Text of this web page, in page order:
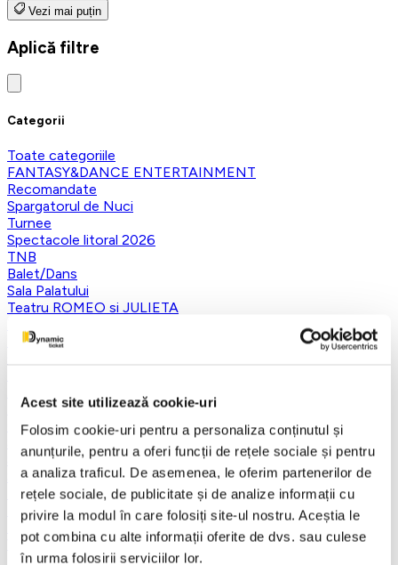
Acest site utilizează cookie-uri
Folosim cookie-uri pentru a personaliza conținutul și
anunțurile, pentru a oferi funcții de rețele sociale și pentru
a analiza traficul. De asemenea, le oferim partenerilor de
rețele sociale, de publicitate și de analize informații cu
privire la modul în care folosiți site-ul nostru. Aceștia le
pot combina cu alte informații oferite de dvs. sau culese
în urma folosirii serviciilor lor.
Vezi mai puțin
Aplică filtre
Categorii
Toate categoriile
FANTASY&DANCE ENTERTAINMENT
Recomandate
Spargatorul de Nuci
Turnee
Spectacole litoral 2026
TNB
Balet/Dans
Sala Palatului
Teatru ROMEO si JULIETA
Teatrul ROD
Teatrul National de Opereta si Musical
Concerte și Festivaluri
SHOW EVENT
Sala Dalles
Sala Luceafarul
Exclusiv in reteaua Smart Ticketing
Ultimele 10 bilete
Teatrul Rosu
Victory of Art
Pentru copii